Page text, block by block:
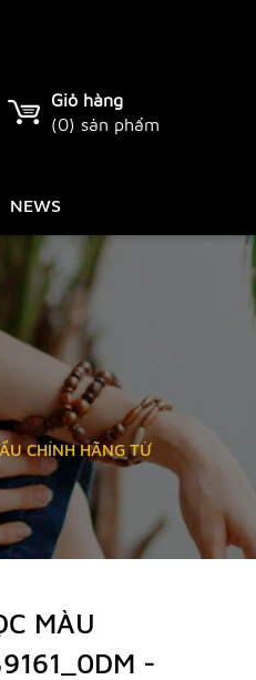
Giỏ hàng
(0) sản phẩm
NEWS
CHÍNH HÃNG TỪ
MÀU
-